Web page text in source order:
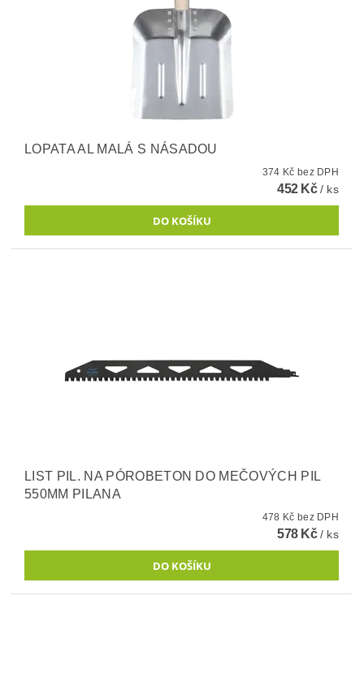
LOPATA AL MALÁ S NÁSADOU
374 Kč bez DPH
452 Kč/ ks
LIST PIL. NA PÓROBETON DO MEČOVÝCH PIL
550MM PILANA
478 Kč bez DPH
578 Kč/ ks